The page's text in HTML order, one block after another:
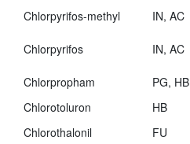
Chlorpyrifos-methyl
IN, AC
Chlorpyrifos
IN, AC
Chlorpropham
PG, HB
Chlorotoluron
HB
Chlorothalonil
FU